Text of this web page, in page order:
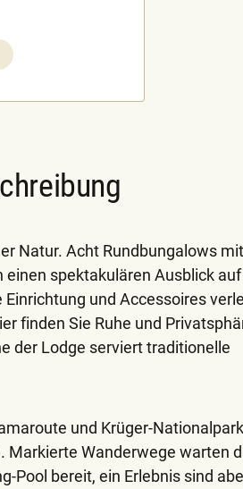
Natur. Acht Rundbungalows
spektakulären Ausblick auf
und Accessoires
finden Sie Ruhe und
der Lodge serviert traditionelle
und Krüger-
Markierte Wanderwege warten
Pool bereit, ein Erlebnis sind